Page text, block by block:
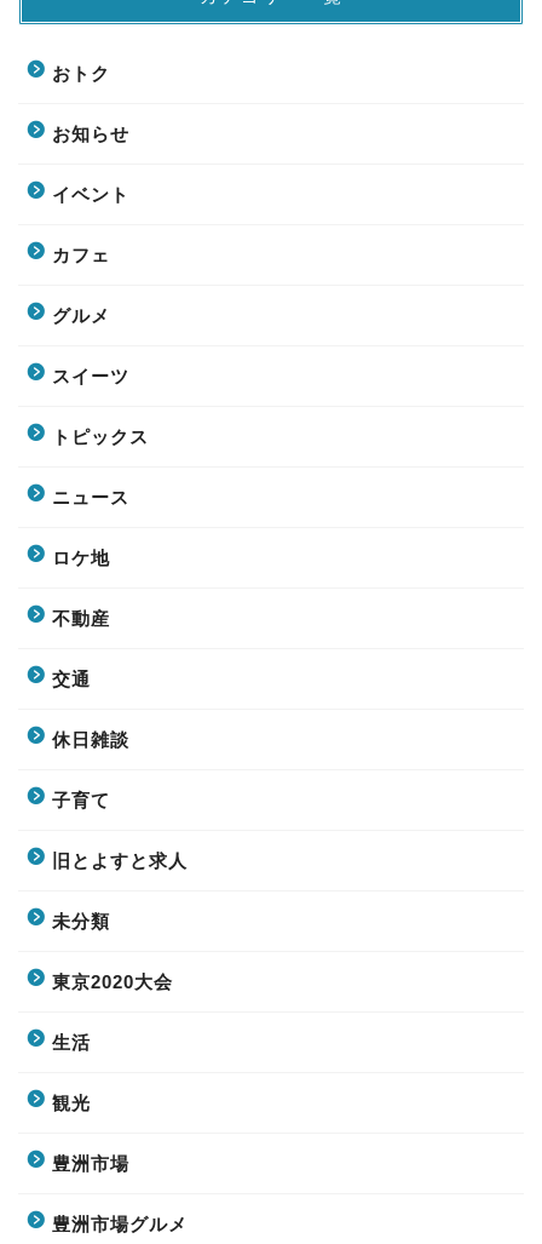
おトク
お知らせ
イベント
カフェ
グルメ
スイーツ
トピックス
ニュース
ロケ地
不動産
交通
休日雑談
子育て
旧とよすと求人
未分類
東京2020大会
生活
観光
豊洲市場
豊洲市場グルメ